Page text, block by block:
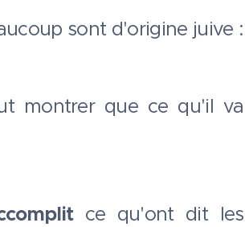
sont d'origine juive :
montrer que ce qu'il va
ce qu'ont dit les